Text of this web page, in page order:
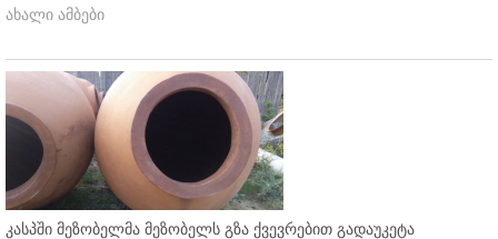
ახალი ამბები
კასპში მეზობელმა მეზობელს გზა ქვევრებით გადაუკეტა